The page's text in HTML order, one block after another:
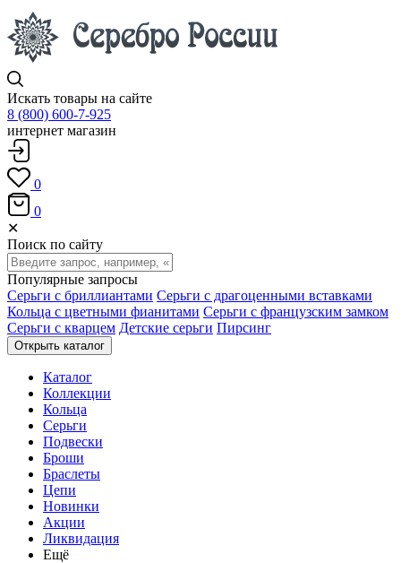
Искать товары на сайте
8 (800) 600-7-925
интернет магазин
0
0
✕
Поиск по сайту
Популярные запросы
Серьги с бриллиантами Серьги с драгоценными вставками
Кольца с цветными фианитами Серьги с французским замком
Серьги с кварцем Детские серьги Пирсинг
Открыть каталог
Каталог
Коллекции
Кольца
Серьги
Подвески
Броши
Браслеты
Цепи
Новинки
Акции
Ликвидация
Ещё